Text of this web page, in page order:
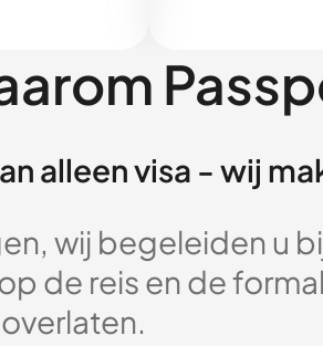
alleen visa - wij
wij begeleiden u
de reis en de